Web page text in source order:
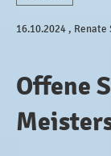
16.10.2024 , Renate
Offene